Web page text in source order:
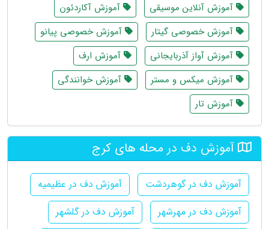
آموزش آنلاین موسیقی
آموزش آکاردئون
آموزش خصوصی گیتار
آموزش خصوصی پیانو
آموزش آواز آذربایجانی
آموزش ارف
آموزش میکس و مستر
آموزش خوانندگی
آموزش تار
آموزش دف در محله های کرج
آموزش دف در گوهردشت
آموزش دف در عظیمیه
آموزش دف در مهرشهر
آموزش دف در گلشهر